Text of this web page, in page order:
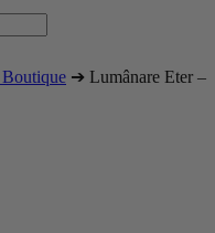
Boutique ➔ Lumânare Eter –